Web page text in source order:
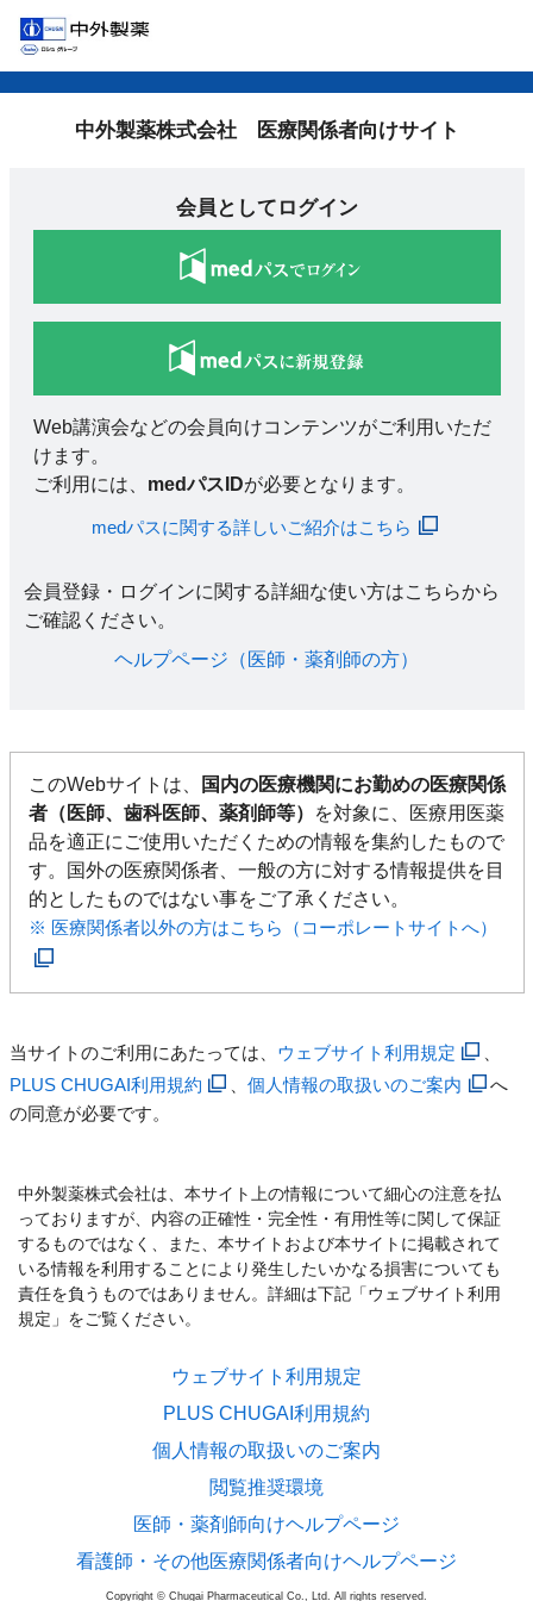
中外製薬株式会社 医療関係者向けサイト
会員としてログイン
Web講演会などの会員向けコンテンツがご利用いただ
けます。
ご利用には、 medパスIDが必要となります。
medパスに関する詳しいご紹介はこちら
会員登録・ログインに関する詳細な使い方はこちらから
ご確認ください。​
ヘルプページ（医師・薬剤師の方）​
このWebサイトは、
国内の医療機関にお勤めの医療関係
者（医師、歯科医師、薬剤師等）
を対象に、医療用医薬
品を適正にご使用いただくための情報を集約したもので
す。国外の医療関係者、一般の方に対する情報提供を目
的としたものではない事をご了承ください。
※ 医療関係者以外の方はこちら（コーポレートサイトへ）
当サイトのご利用にあたっては、 ウェブサイト利用規定
PLUS CHUGAI利用規約
、個人情報の取扱いのご案内
へ
の同意が必要です。
中外製薬株式会社は、本サイト上の情報について細心の注意を払
っておりますが、内容の正確性・完全性・有用性等に関して保証
するものではなく、また、本サイトおよび本サイトに掲載されて
いる情報を利用することにより発生したいかなる損害についても
責任を負うものではありません。詳細は下記「ウェブサイト利用
規定」をご覧ください。
ウェブサイト利用規定
PLUS CHUGAI利用規約
個人情報の取扱いのご案内
閲覧推奨環境
医師・薬剤師向けヘルプページ
看護師・その他医療関係者向けヘルプページ
Copyright © Chugai Pharmaceutical Co., Ltd. All rights reserved.